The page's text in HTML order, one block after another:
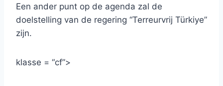
Een ander punt op de agenda zal de
doelstelling van de regering “Terreurvrij Türkiye”
zijn.
klasse = “cf”>